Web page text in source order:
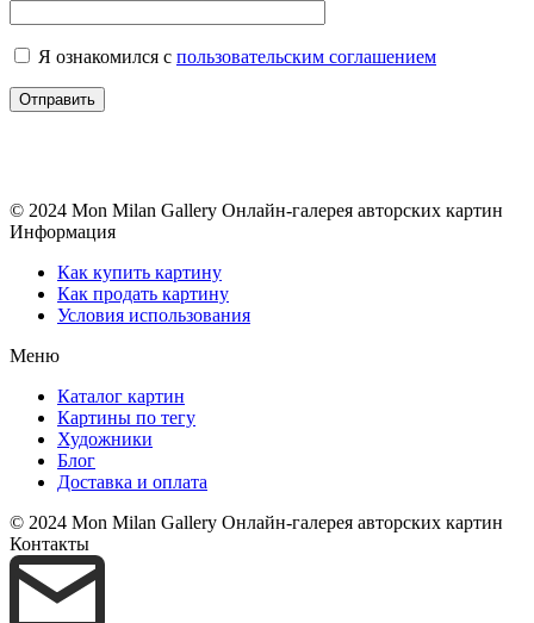
Я ознакомился с пользовательским соглашением
© 2024 Mon Milan Gallery Онлайн-галерея авторских картин
Информация
Как купить картину
Как продать картину
Условия использования
Меню
Каталог картин
Картины по тегу
Художники
Блог
Доставка и оплата
© 2024 Mon Milan Gallery Онлайн-галерея авторских картин
Контакты